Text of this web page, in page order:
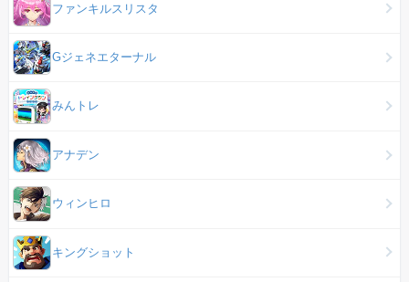
ファンキルスリスタ
Gジェネエターナル
みんトレ
アナデン
ウィンヒロ
キングショット